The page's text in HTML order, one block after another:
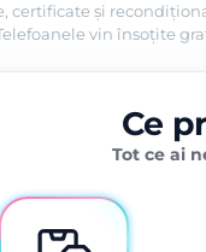
certificate și
vin însoțite
Ce
Tot ce ai